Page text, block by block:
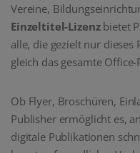
Vereine,
Einzeltitel-Lizenzbietet
alle, die gezielt nur
gleich das gesamte
Ob Flyer, Broschüren,
Publisher ermöglicht es,
digitale Publikationen